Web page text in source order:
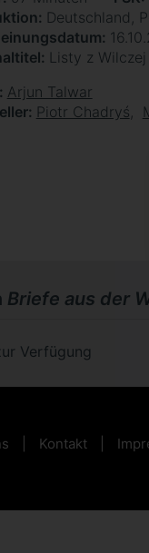
Deutschland,
Listy z Wilczej
Arjun Talwar
Piotr Chadryś
Briefe aus der
Verfügung
Kontakt